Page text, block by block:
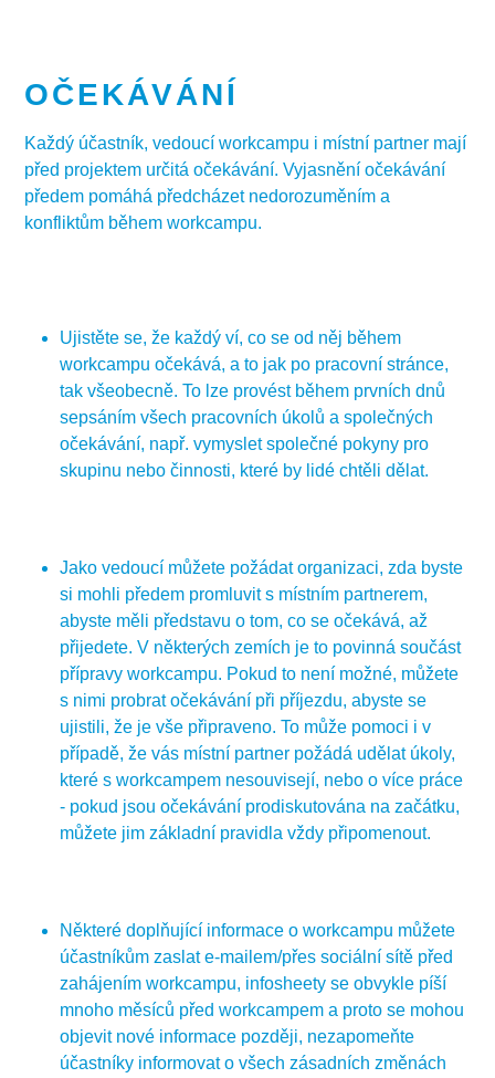
OČEKÁVÁNÍ
Každý účastník, vedoucí workcampu i místní partner mají
před projektem určitá očekávání. Vyjasnění očekávání
předem pomáhá předcházet nedorozuměním a
konfliktům během workcampu.
Ujistěte se, že každý ví, co se od něj během
workcampu očekává, a to jak po pracovní stránce,
tak všeobecně. To lze provést během prvních dnů
sepsáním všech pracovních úkolů a společných
očekávání, např. vymyslet společné pokyny pro
skupinu nebo činnosti, které by lidé chtěli dělat.
Jako vedoucí můžete požádat organizaci, zda byste
si mohli předem promluvit s místním partnerem,
abyste měli představu o tom, co se očekává, až
přijedete. V některých zemích je to povinná součást
přípravy workcampu. Pokud to není možné, můžete
s nimi probrat očekávání při příjezdu, abyste se
ujistili, že je vše připraveno. To může pomoci i v
případě, že vás místní partner požádá udělat úkoly,
které s workcampem nesouvisejí, nebo o více práce
- pokud jsou očekávání prodiskutována na začátku,
můžete jim základní pravidla vždy připomenout.
Některé doplňující informace o workcampu můžete
účastníkům zaslat e-mailem/přes sociální sítě před
zahájením workcampu, infosheety se obvykle píší
mnoho měsíců před workcampem a proto se mohou
objevit nové informace později, nezapomeňte
účastníky informovat o všech zásadních změnách